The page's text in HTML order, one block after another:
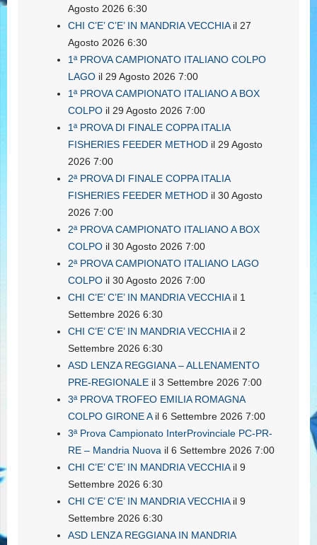
Agosto 2026 6:30
CHI C’E’ C’E’ IN MANDRIA VECCHIAil 27
Agosto 2026 6:30
1ª PROVA CAMPIONATO ITALIANO COLPO
LAGO il 29 Agosto 2026 7:00
1ª PROVA CAMPIONATO ITALIANO A BOX
COLPO il 29 Agosto 2026 7:00
1ª PROVA DI FINALE COPPA ITALIA
FISHERIES FEEDER METHOD il 29 Agosto
2026 7:00
2ª PROVA DI FINALE COPPA ITALIA
FISHERIES FEEDER METHOD il 30 Agosto
2026 7:00
2ª PROVA CAMPIONATO ITALIANO A BOX
COLPO il 30 Agosto 2026 7:00
2ª PROVA CAMPIONATO ITALIANO LAGO
COLPO il 30 Agosto 2026 7:00
CHI C’E’ C’E’ IN MANDRIA VECCHIAil 1
Settembre 2026 6:30
CHI C’E’ C’E’ IN MANDRIA VECCHIAil 2
Settembre 2026 6:30
ASD LENZA REGGIANA – ALLENAMENTO
PRE-REGIONALE il 3 Settembre 2026 7:00
3ª PROVA TROFEO EMILIA ROMAGNA
COLPO GIRONE Ail 6 Settembre 2026 7:00
3ª Prova Campionato InterProvinciale PC-PR-
RE – Mandria Nuova il 6 Settembre 2026 7:00
CHI C’E’ C’E’ IN MANDRIA VECCHIAil 9
Settembre 2026 6:30
CHI C’E’ C’E’ IN MANDRIA VECCHIAil 9
Settembre 2026 6:30
ASD LENZA REGGIANA IN MANDRIA